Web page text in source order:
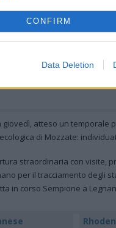
CONFIRM
Data Deletion
Auguri
di
Lettere al
“Legnano
da buche che
acrobazie
atteso un temporale
di Mozzate:
straordinaria con visite,
per il tracciamento degli
in corso Sempione a